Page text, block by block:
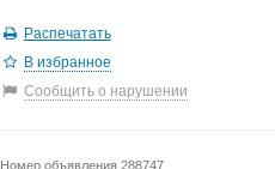
Распечатать
В избранное
Сообщить о нарушении
Номер объявления 288747